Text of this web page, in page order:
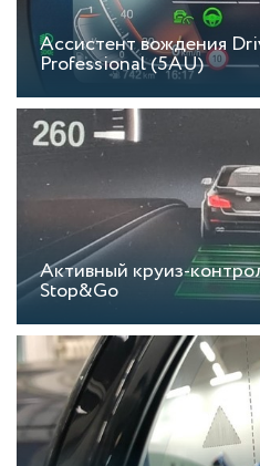
Ассистент вождения
Professional (5AU)
Активный круиз-
Stop&Go